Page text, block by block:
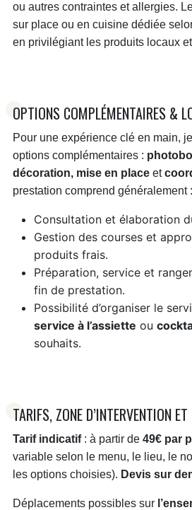
ou autres contraintes et allergies.
sur place ou en cuisine dédiée
en privilégiant les produits locaux
OPTIONS COMPLÉMENTAIRES &
Pour une expérience clé en main,
options complémentaires :
décoration, mise en placeet
prestation comprend généralement :
Consultation et élaboration
Gestion des courses et
produits frais.
Préparation, service et
fin de prestation.
Possibilité d’organiser le
service à l’assiette ou
souhaits.
TARIFS, ZONE D’INTERVENTION
Tarif indicatif: à partir de 49€ par
variable selon le menu, le lieu, le
les options choisies). Devis sur
Déplacements possibles sur